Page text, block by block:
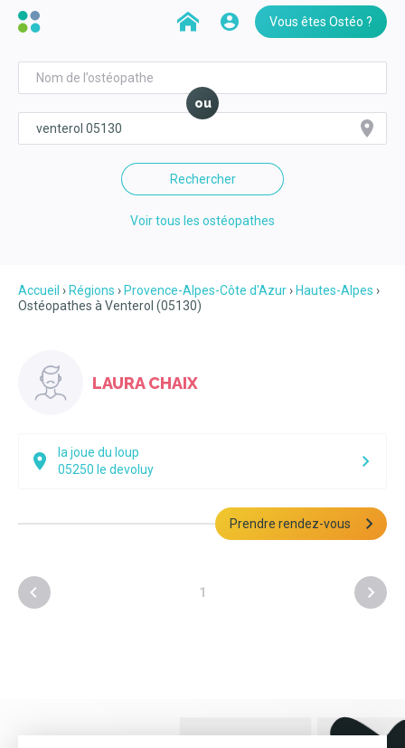
Vous êtes Ostéo ?
ou
Rechercher
Voir tous les ostéopathes
Accueil Régions Provence-Alpes-Côte d'Azur
Hautes-Alpes
Ostéopathes à Venterol (05130)
LAURA CHAIX
la joue du loup
05250 le devoluy
Prendre rendez-vous
1